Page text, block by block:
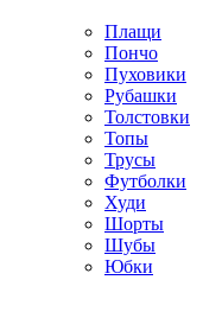
Плащи
Пончо
Пуховики
Рубашки
Толстовки
Топы
Трусы
Футболки
Худи
Шорты
Шубы
Юбки